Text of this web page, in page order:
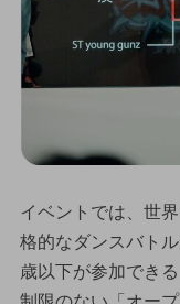
イベントでは、世
格的なダンスバト
歳以下が参加でき